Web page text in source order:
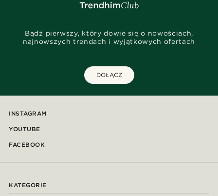
Bądź pierwszy, który dowie się o nowościach,
najnowszych trendach i wyjątkowych ofertach
DOŁĄCZ
INSTAGRAM
YOUTUBE
FACEBOOK
KATEGORIE